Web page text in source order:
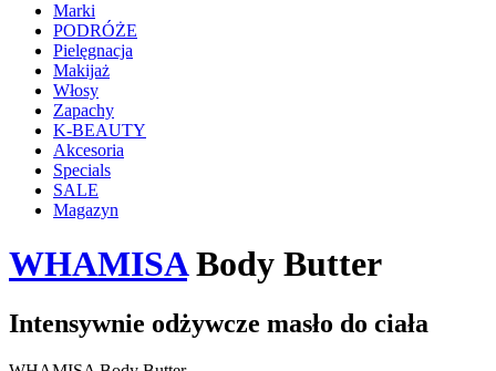
Marki
PODRÓŻE
Pielęgnacja
Makijaż
Włosy
Zapachy
K-BEAUTY
Akcesoria
Specials
SALE
Magazyn
WHAMISABody Butter
Intensywnie odżywcze masło do ciała